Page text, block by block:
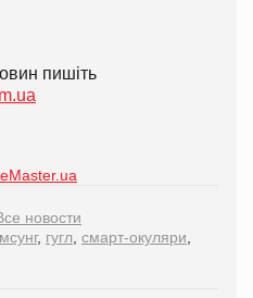
пишіть
новости
, гугл смарт-окуляри